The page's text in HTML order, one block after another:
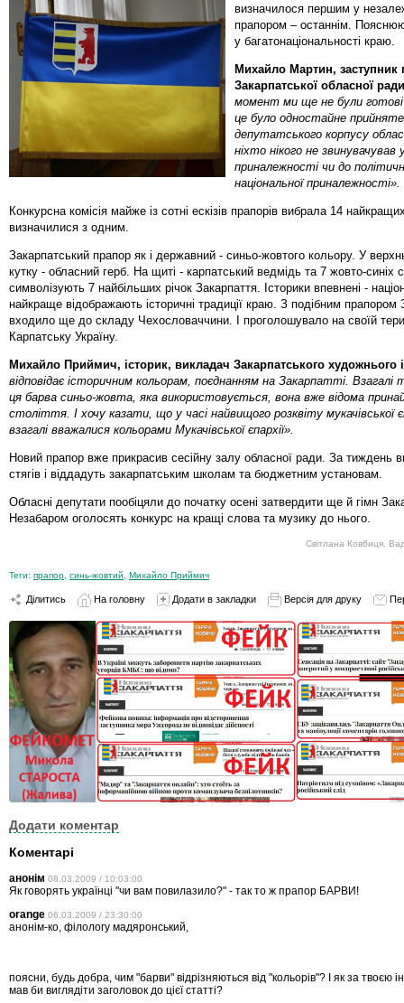
визначилося першим у
прапором – останнім.
у багатонаціональності краю.
Михайло Мартин, заступник
Закарпатської обласної
момент ми ще не були
це було одностайне
депутатського корпусу
ніхто нікого не звинувачував
приналежності чи до
національної приналежності».
Конкурсна комісія майже із сотні ескізів прапорів вибрала 14
визначилися з одним.
Закарпатський прапор як і державний - синьо-жовтого кольору. У
кутку - обласний герб. На щиті - карпатський ведмідь та 7 жовто-синіх
символізують 7 найбільших річок Закарпаття. Історики впевнені -
найкраще відображають історичні традиції краю. З подібним прапором
входило ще до складу Чехословаччини. І проголошувало на своїй
Карпатську Україну.
Михайло Приймич, історик, викладач Закарпатського художнього
відповідає історичним кольорам, поєднанням на Закарпатті. Взагалі
ця барва синьо-жовта, яка використовується, вона вже відома
століття. І хочу казати, що у часі найвищого розквіту мукачівської
взагалі вважалися кольорами Мукачівської єпархії».
Новий прапор вже прикрасив сесійну залу обласної ради. За тиждень
стягів і віддадуть закарпатським школам та бюджетним установам.
Обласні депутати пообіцяли до початку осені затвердити ще й гімн
Незабаром оголосять конкурс на кращі слова та музику до нього.
Світлана Ковбиця,
Теги: прапор синь-жовтий Михайло Приймич
Ділитись На головну Додати в закладки Версія для друку
Додати коментар
Коментарі
анонім 08.03.2009 / 10:03:00
Як говорять українці "чи вам повилазило?" - так то ж прапор БАРВИ!
orange 06.03.2009 / 23:30:00
анонім-ко, філологу мадяронський,
поясни, будь добра, чим "барви" відрізняються від "кольорів"? І як за твоєю
мав би виглядіти заголовок до цієї статті?